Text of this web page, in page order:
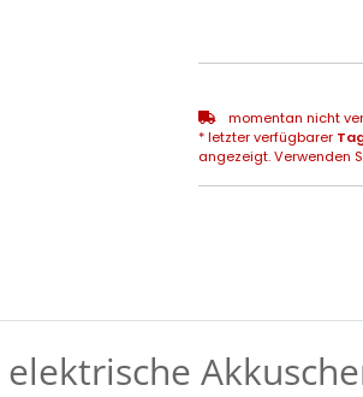
momentan nicht
* letzter verfügbarer
angezeigt. Verwenden